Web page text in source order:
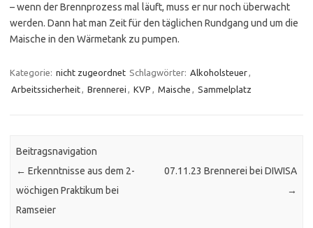
– wenn der Brennprozess mal läuft, muss er nur noch überwacht
werden. Dann hat man Zeit für den täglichen Rundgang und um die
Maische in den Wärmetank zu pumpen.
Kategorie: nicht zugeordnet Schlagwörter: Alkoholsteuer,
Arbeitssicherheit, Brennerei , KVP , Maische , Sammelplatz
Beitragsnavigation
← Erkenntnisse aus dem 2-
wöchigen Praktikum bei
Ramseier
07.11.23 Brennerei bei DIWISA
→